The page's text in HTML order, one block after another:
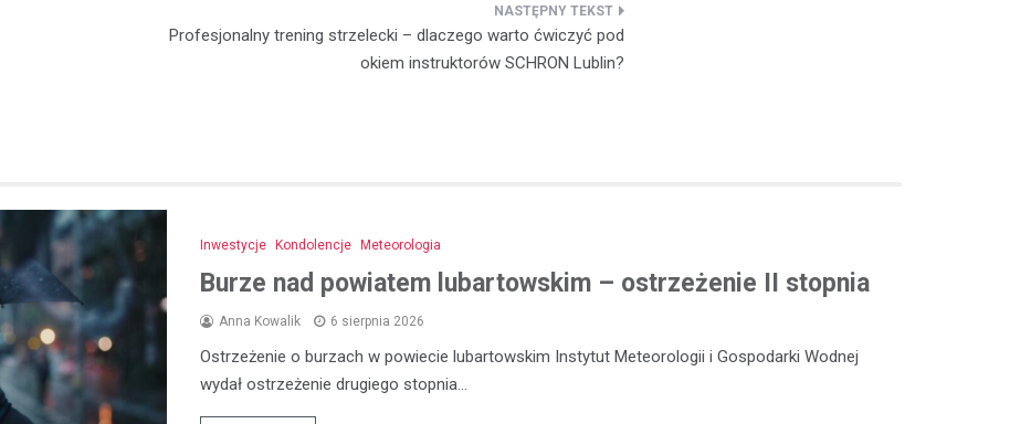
Profesjonalny trening strzelecki – dlaczego warto ćwiczyć pod
okiem instruktorów SCHRON Lublin?
Inwestycje Kondolencje Meteorologia
Burze nad powiatem lubartowskim – ostrzeżenie II stopnia
Anna Kowalik 6 sierpnia 2026
Ostrzeżenie o burzach w powiecie lubartowskim Instytut Meteorologii i Gospodarki Wodnej
wydał ostrzeżenie drugiego stopnia…